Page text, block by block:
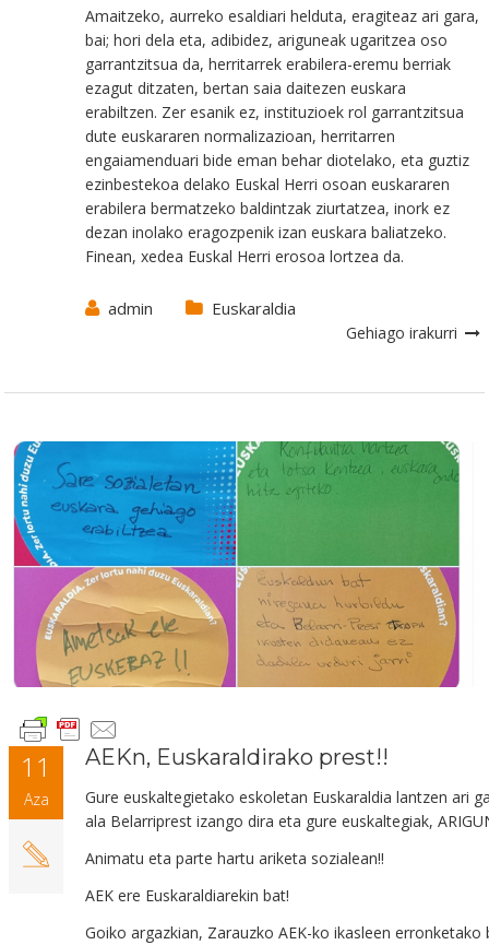
Amaitzeko, aurreko esaldiari helduta, eragiteaz ari gara,
bai; hori dela eta, adibidez, ariguneak ugaritzea oso
garrantzitsua da, herritarrek erabilera-eremu berriak
ezagut ditzaten, bertan saia daitezen euskara
erabiltzen. Zer esanik ez, instituzioek rol garrantzitsua
dute euskararen normalizazioan, herritarren
engaiamenduari bide eman behar diotelako, eta guztiz
ezinbestekoa delako Euskal Herri osoan euskararen
erabilera bermatzeko baldintzak ziurtatzea, inork ez
dezan inolako eragozpenik izan euskara baliatzeko.
Finean, xedea Euskal Herri erosoa lortzea da.
admin Euskaraldia
Gehiago irakurri
11
Aza
AEKn, Euskaraldirako prest!!
Gure euskaltegietako eskoletan Euskaraldia lantzen ari
ala Belarriprest izango dira eta gure euskaltegiak,
Animatu eta parte hartu ariketa sozialean!!
AEK ere Euskaraldiarekin bat!
Goiko argazkian, Zarauzko AEK-ko ikasleen erronketako